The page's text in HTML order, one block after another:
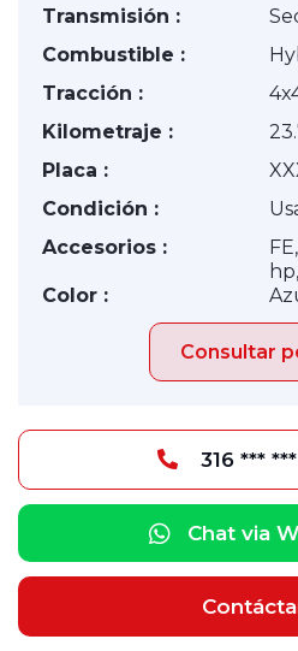
Transmisión :
Combustible :
Tracción :
Kilometraje :
Placa :
Condición :
Accesorios :
Color :
Consultar
Chat via